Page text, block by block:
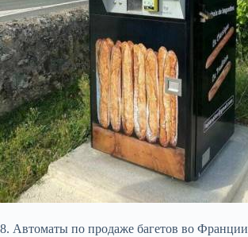
8. Автоматы по продаже багетов во Франции